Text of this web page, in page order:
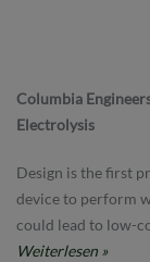
Columbia
Electrolysis
Design is the first
device to perform
could lead to low-
Weiterlesen »